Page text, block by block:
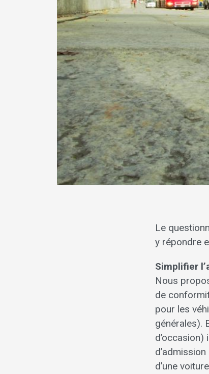
Le
y répondre
Simplifier
Nous
de
pour les
générales).
d’une